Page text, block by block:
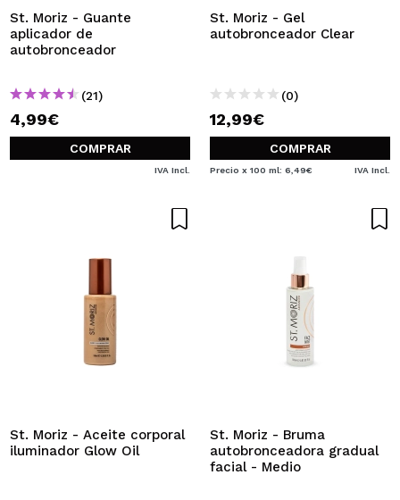
pedidos y consultar tus operaciones anteriores.
St. Moriz - Guante
aplicador de
autobronceador
(21)
4,99€
COMPRAR
IVA Incl.
St. Moriz - Gel
autobronceador Clear
(0)
12,99€
COMPRAR
Precio x 100 ml: 6,49€ IVA Incl.
St. Moriz - Aceite corporal
iluminador Glow Oil
St. Moriz - Bruma
autobronceadora gradual
facial - Medio